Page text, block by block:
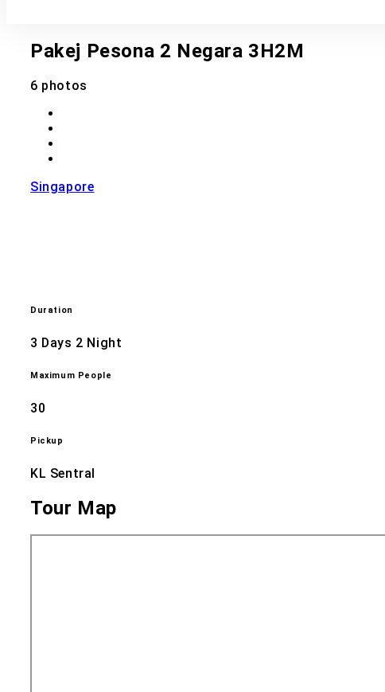
Pakej Pesona 2 Negara 3H2M
6 photos
Singapore
Duration
3 Days 2 Night
Maximum People
30
Pickup
KL Sentral
Tour Map